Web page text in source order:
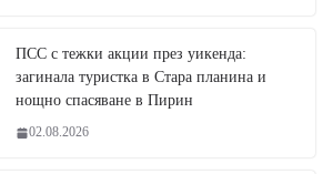
ПСС с тежки акции през уикенда:
загинала туристка в Стара планина и
нощно спасяване в Пирин
02.08.2026